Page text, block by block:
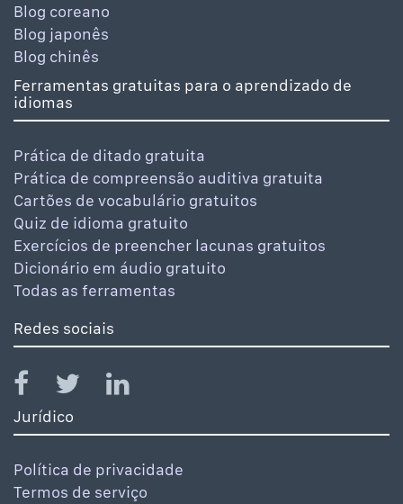
Blog coreano
Blog japonês
Blog chinês
Ferramentas gratuitas para o aprendizado de
idiomas
Prática de ditado gratuita
Prática de compreensão auditiva gratuita
Cartões de vocabulário gratuitos
Quiz de idioma gratuito
Exercícios de preencher lacunas gratuitos
Dicionário em áudio gratuito
Todas as ferramentas
Redes sociais
Jurídico
Política de privacidade
Termos de serviço